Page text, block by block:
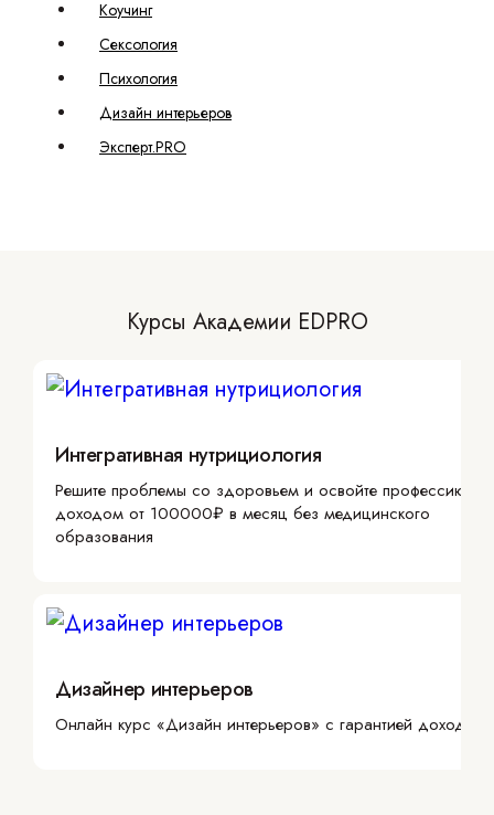
Коучинг
Сексология
Психология
Дизайн интерьеров
Эксперт.PRO
Курсы Академии EDPRO
Интегративная нутрициология
Решите проблемы со здоровьем и освойте профессию с
доходом от 100000₽ в месяц без медицинского
образования
Дизайнер интерьеров
Онлайн курс «Дизайн интерьеров» с гарантией дохода